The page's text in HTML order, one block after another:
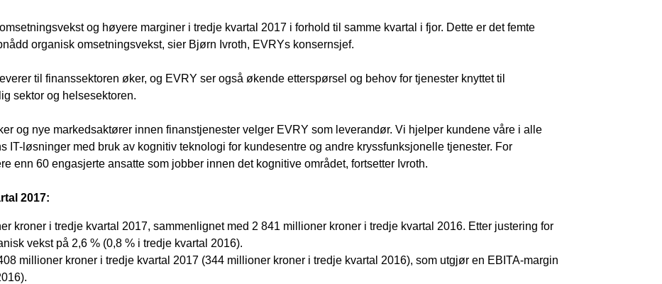
og høyere marginer i tredje kvartal 2017 i forhold til samme kvartal i fjor. Dette er det femte
organisk omsetningsvekst, sier Bjørn Ivroth, EVRYs konsernsjef.
til finanssektoren øker, og EVRY ser også økende etterspørsel og behov for tjenester knyttet til
sektor og helsesektoren.
og nye markedsaktører innen finanstjenester velger EVRY som leverandør. Vi hjelper kundene våre i alle
IT-løsninger med bruk av kognitiv teknologi for kundesentre og andre kryssfunksjonelle tjenester. For
enn 60 engasjerte ansatte som jobber innen det kognitive området, fortsetter Ivroth.
2017:
kroner i tredje kvartal 2017, sammenlignet med 2 841 millioner kroner i tredje kvartal 2016. Etter justering for
vekst på 2,6 % (0,8 % i tredje kvartal 2016).
millioner kroner i tredje kvartal 2017 (344 millioner kroner i tredje kvartal 2016), som utgjør en EBITA-margin